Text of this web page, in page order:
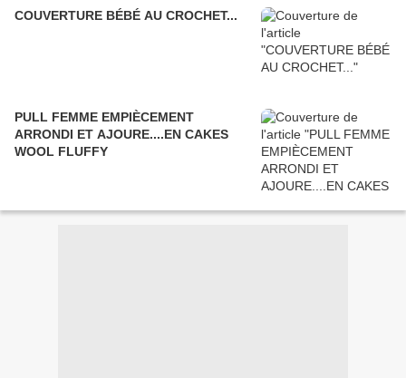
COUVERTURE BÉBÉ AU CROCHET...
PULL FEMME EMPIÈCEMENT
ARRONDI ET AJOURE....EN CAKES
WOOL FLUFFY